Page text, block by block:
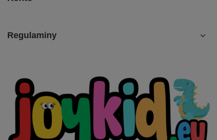
Regulaminy